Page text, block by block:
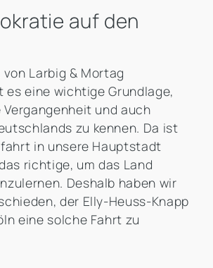
auf den
Larbig & Mortag
es eine wichtige Grundlage,
und auch
zu kennen. Da ist
in unsere Hauptstadt
richtige, um das Land
Deshalb haben wir
der Elly-Heuss-Knapp
eine solche Fahrt zu